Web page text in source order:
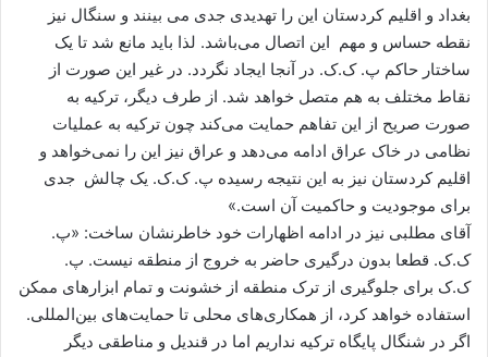
بغداد و اقلیم کردستان این را تهدیدی جدی می بینند و سنگال نیز
نقطه حساس و مهم این اتصال می‌باشد. لذا باید مانع شد تا یک
ساختار حاکم پ. ک.ک. در آنجا ایجاد نگردد. در غیر این صورت از
نقاط مختلف به هم متصل خواهد شد. از طرف دیگر، ترکیه به
صورت صریح از این تفاهم حمایت می‌کند چون ترکیه به عملیات
نظامی در خاک عراق ادامه می‌دهد و عراق نیز این را نمی‌خواهد و
اقلیم کردستان نیز به این نتیجه رسیده پ. ک.ک. یک چالش جدی
برای موجودیت و حاکمیت آن است.»
آقای مطلبی نیز در ادامه اظهارات خود خاطرنشان ساخت: «پ.
ک.ک. قطعا بدون درگیری حاضر به خروج از منطقه نیست. پ.
ک.ک برای جلوگیری از ترک منطقه از خشونت و تمام ابزارهای ممکن
استفاده خواهد کرد، از همکاری‌های محلی تا حمایت‌های بین‌المللی.
اگر در شنگال پایگاه ترکیه نداریم اما در قندیل و مناطقی دیگر